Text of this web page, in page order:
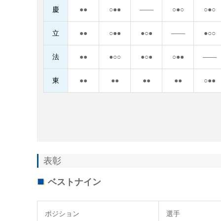
慶 ●● ○●● ―― ○●○ ○●○
立 ●● ○●● ●○● ―― ●○○
法 ●● ●○○ ●○● ○●● ――
東 ●● ●● ●● ●● ○●●
表彰
ベストナイン
ポジション 選手